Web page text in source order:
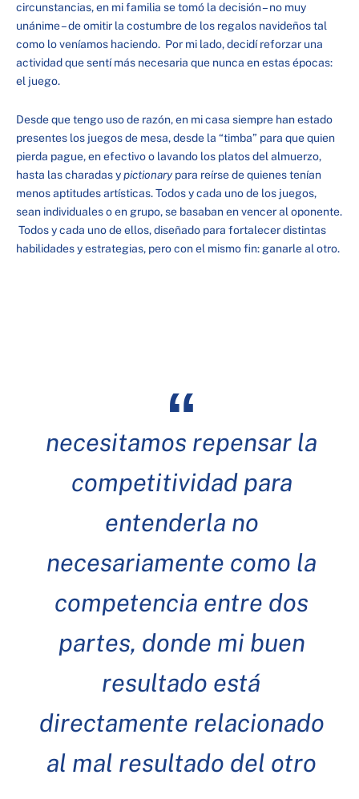
circunstancias, en mi familia se tomó la decisión – no muy
unánime – de omitir la costumbre de los regalos navideños tal
como lo veníamos haciendo. Por mi lado, decidí reforzar una
actividad que sentí más necesaria que nunca en estas épocas:
el juego.
Desde que tengo uso de razón, en mi casa siempre han estado
presentes los juegos de mesa, desde la “timba” para que quien
pierda pague, en efectivo o lavando los platos del almuerzo,
hasta las charadas ypictionary para reírse de quienes tenían
menos aptitudes artísticas. Todos y cada uno de los juegos,
sean individuales o en grupo, se basaban en vencer al oponente.
Todos y cada uno de ellos, diseñado para fortalecer distintas
habilidades y estrategias, pero con el mismo fin: ganarle al otro.
necesitamos repensar la
competitividad para
entenderla no
necesariamente como la
competencia entre dos
partes, donde mi buen
resultado está
directamente relacionado
al mal resultado del otro